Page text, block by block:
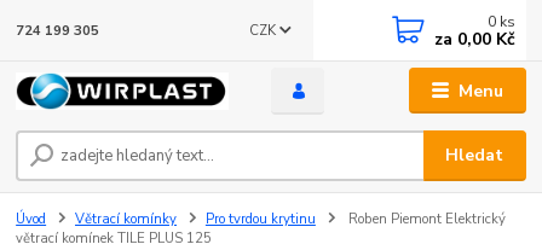
Menu
CZK
Hledat
724 199 305 0 ks
za 0,00 Kč
Úvod Větrací komínky Pro tvrdou krytinu
Roben Piemont Elektrický
větrací komínek TILE PLUS 125